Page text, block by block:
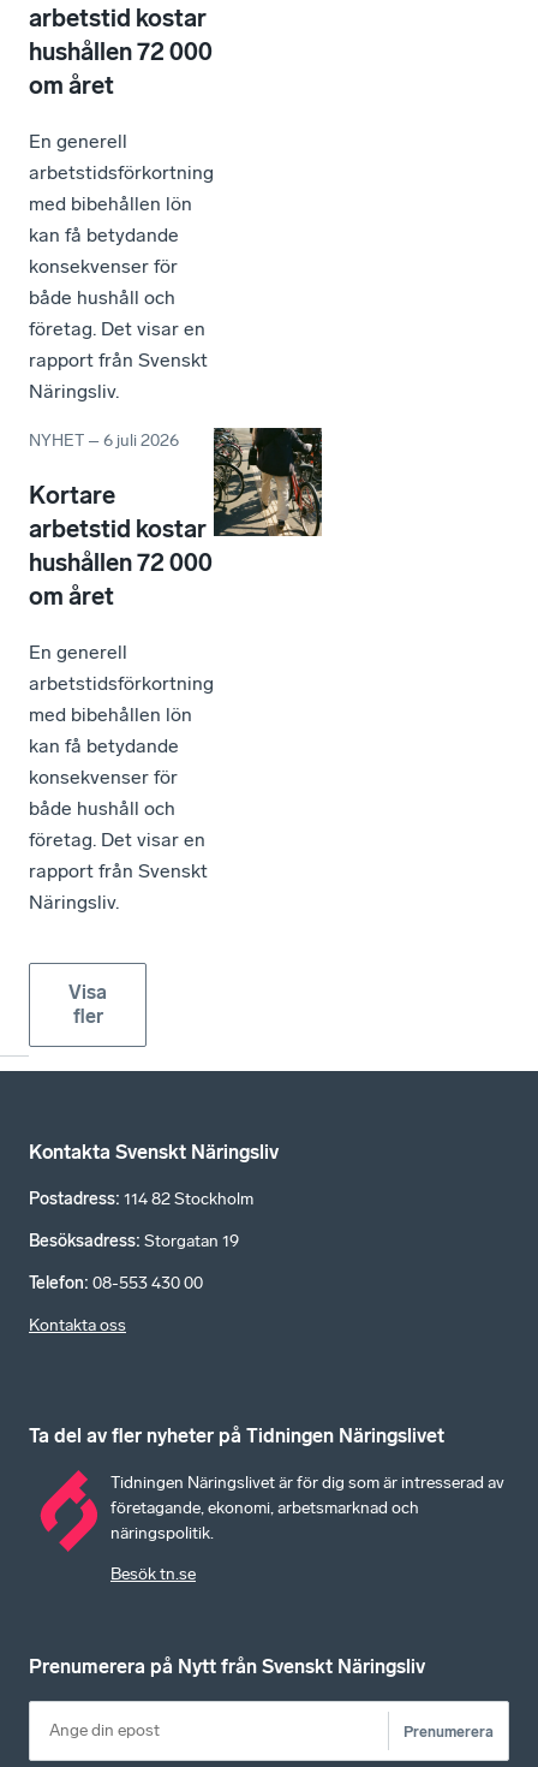
arbetstid kostar
hushållen 72 000
om året
En generell
arbetstidsförkortning
med bibehållen lön
kan få betydande
konsekvenser för
både hushåll och
företag. Det visar en
rapport från Svenskt
Näringsliv.
NYHET –6 juli 2026
Kortare
arbetstid kostar
hushållen 72 000
om året
En generell
arbetstidsförkortning
med bibehållen lön
kan få betydande
konsekvenser för
både hushåll och
företag. Det visar en
rapport från Svenskt
Näringsliv.
Visa
fler
Kontakta Svenskt Näringsliv
Postadress: 114 82 Stockholm
Besöksadress: Storgatan 19
Telefon: 08-553 430 00
Kontakta oss
Ta del av fler nyheter på Tidningen Näringslivet
Tidningen Näringslivet är för dig som är intresserad av
företagande, ekonomi, arbetsmarknad och
näringspolitik.
Besök tn.se
Prenumerera på Nytt från Svenskt Näringsliv
Prenumerera